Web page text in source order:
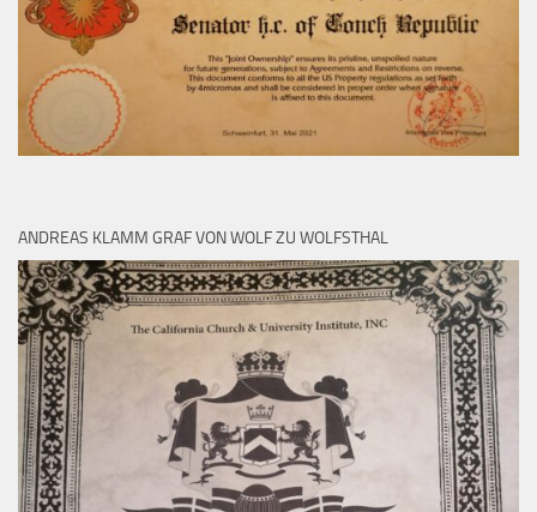
ANDREAS KLAMM GRAF VON WOLF ZU WOLFSTHAL